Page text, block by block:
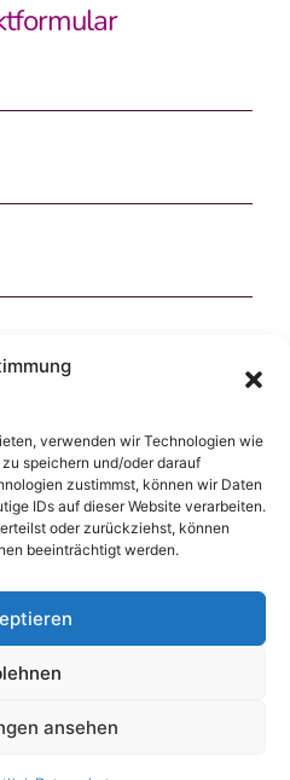
verwenden wir Technologien wie
speichern und/oder darauf
zustimmst, können wir Daten
IDs auf dieser Website verarbeiten.
oder zurückziehst, können
beeinträchtigt werden.
ansehen
gelesen und aktzeptiert
ABSCHICKEN ⟶
| Impressum